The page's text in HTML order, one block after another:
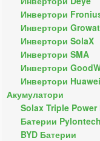
Инвертори
Инвертори
Инвертори SolaX
Инвертори SMA
Инвертори
Инвертори Huawei
Акумулатори
Solax Triple Power
Батерии Pylontech
BYD Батерии